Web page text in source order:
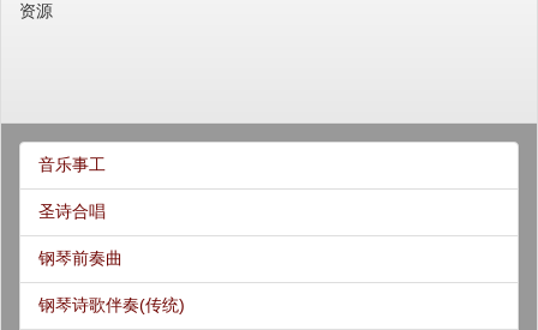
资源
音乐事工
圣诗合唱
钢琴前奏曲
钢琴诗歌伴奏(传统)